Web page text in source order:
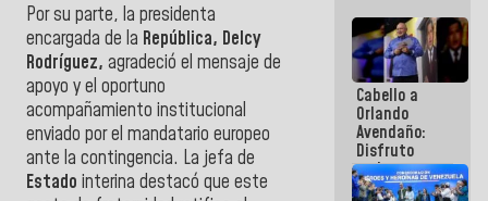
Por su parte, la presidenta
encargada de la República, Delcy
Rodríguez, agradeció el mensaje de
apoyo y el oportuno
acompañamiento institucional
enviado por el mandatario europeo
ante la contingencia. La jefa de
Estado interina destacó que este
Cabello a
Orlando
Avendaño:
Disfruto
cada vez
que escribes